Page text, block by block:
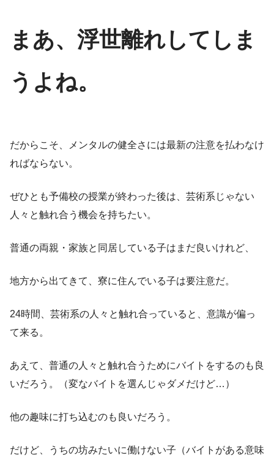
まあ、浮世離れしてしま
うよね。
だからこそ、メンタルの健全さには最新の注意を払わなけ
ればならない。
ぜひとも予備校の授業が終わった後は、芸術系じゃない
人々と触れ合う機会を持ちたい。
普通の両親・家族と同居している子はまだ良いけれど、
地方から出てきて、寮に住んでいる子は要注意だ。
24時間、芸術系の人々と触れ合っていると、意識が偏っ
て来る。
あえて、普通の人々と触れ合うためにバイトをするのも良
いだろう。（変なバイトを選んじゃダメだけど…）
他の趣味に打ち込むのも良いだろう。
だけど、うちの坊みたいに働けない子（バイトがある意味